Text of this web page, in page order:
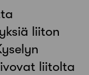
liiton
liitolta